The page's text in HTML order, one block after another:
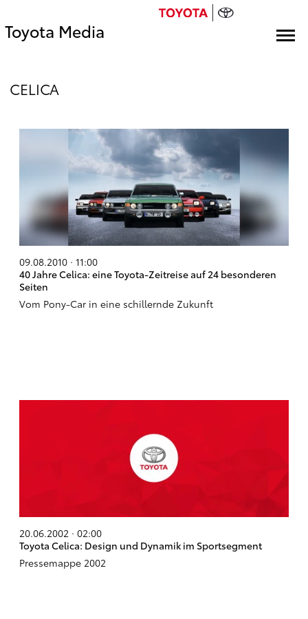
Toyota Media
CELICA
09.08.2010 · 11:00
40 Jahre Celica: eine Toyota-Zeitreise auf 24 besonderen
Seiten
Vom Pony-Car in eine schillernde Zukunft
20.06.2002 · 02:00
Toyota Celica: Design und Dynamik im Sportsegment
Pressemappe 2002